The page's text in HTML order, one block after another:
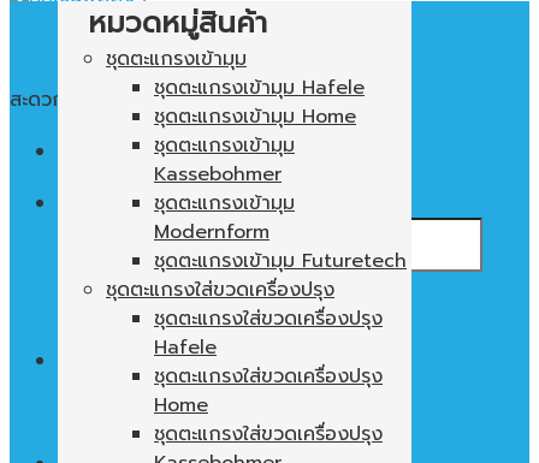
สะดวก ใช้งานง่าย พื้นที่ในตู้ไม่เปล่าประโยชน์
ไม่มีสินค้าในตะกร้า
หมวดหมู่สินค้า
ชุดตะแกรงเข้ามุม
ชุดตะแกรงเข้ามุม Hafele
ชุดตะแกรงเข้ามุม Home
ชุดตะแกรงเข้ามุม
Kassebohmer
ชุดตะแกรงเข้ามุม
Modernform
ชุดตะแกรงเข้ามุม Futuretech
ชุดตะแกรงใส่ขวดเครื่องปรุง
ชุดตะแกรงใส่ขวดเครื่องปรุง
Hafele
ชุดตะแกรงใส่ขวดเครื่องปรุง
Home
ชุดตะแกรงใส่ขวดเครื่องปรุง